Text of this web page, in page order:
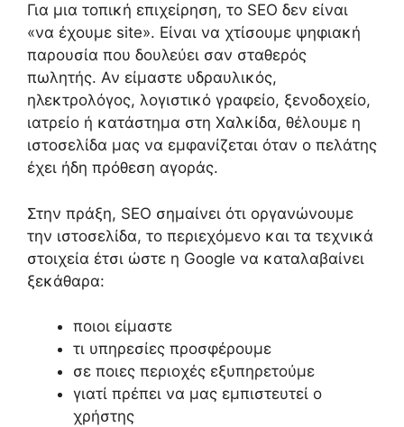
Για μια τοπική επιχείρηση, το SEO δεν είναι
«να έχουμε site». Είναι να χτίσουμε ψηφιακή
παρουσία που δουλεύει σαν σταθερός
πωλητής. Αν είμαστε υδραυλικός,
ηλεκτρολόγος, λογιστικό γραφείο, ξενοδοχείο,
ιατρείο ή κατάστημα στη Χαλκίδα, θέλουμε η
ιστοσελίδα μας να εμφανίζεται όταν ο πελάτης
έχει ήδη πρόθεση αγοράς.
Στην πράξη, SEO σημαίνει ότι οργανώνουμε
την ιστοσελίδα, το περιεχόμενο και τα τεχνικά
στοιχεία έτσι ώστε η Google να καταλαβαίνει
ξεκάθαρα:
ποιοι είμαστε
τι υπηρεσίες προσφέρουμε
σε ποιες περιοχές εξυπηρετούμε
γιατί πρέπει να μας εμπιστευτεί ο
χρήστης